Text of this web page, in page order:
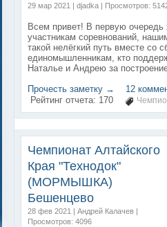
29 мар 2021 | djadka | Просмотров:
Всем привет! В первую очередь
участникам соревнований,
такой нелёгкий путь вместе со
единомышленникам, кто
Наталье и Андрею за
Прочесть заметку →
12
Рейтинг отчета: 170
Чемпионат Алтайского
Края "Технодок"
(МОРМЫШКА)
Бешенцево
28 фев 2021 | Андрей Калачев |
Просмотров: 4096